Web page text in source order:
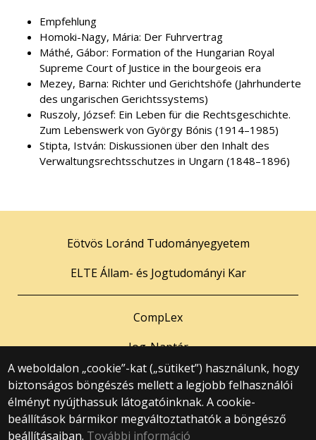
Empfehlung
Homoki-Nagy, Mária: Der Fuhrvertrag
Máthé, Gábor: Formation of the Hungarian Royal
Supreme Court of Justice in the bourgeois era
Mezey, Barna: Richter und Gerichtshöfe (Jahrhunderte
des ungarischen Gerichtssystems)
Ruszoly, József: Ein Leben für die Rechtsgeschichte.
Zum Lebenswerk von György Bónis (1914–1985)
Stipta, István: Diskussionen über den Inhalt des
Verwaltungsrechtsschutzes in Ungarn (1848–1896)
A weboldalon „cookie”-kat („sütiket”) használunk, hogy
biztonságos böngészés mellett a legjobb felhasználói
élményt nyújthassuk látogatóinknak. A cookie-
beállítások bármikor megváltoztathatók a böngésző
beállításaiban. További információ
Eötvös Loránd Tudományegyetem
ELTE Állam- és Jogtudományi Kar
CompLex
Jog-Naptár
© 2025 Eötvös Loránd Tudományegyetem
Minden jog fenntartva.
1053 Budapest, Egyetem tér 1–3.
Központi telefonszám: +36 1 411 6500